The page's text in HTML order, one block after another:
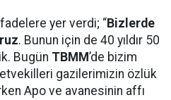
yer verdi; “Bizlerde
. Bunun için de 40 yıldır 50
Bugün TBMM’de bizim
gazilerimizin özlük
Apo ve avanesinin affı